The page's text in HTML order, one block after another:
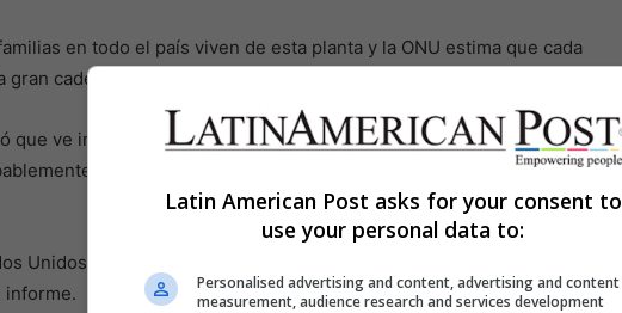
en todo el país viven de esta planta y la ONU estima que cada
cadena del narcotráfico, gana 1.180 dólares al año por su labor.
que ve improbable la reanudación de la fumigación aérea, el
exija a Colombia que ataque estos cultivos de forma
Unidos, principal destino de la droga colombiana, permanece
informe.
Latin American Post asks for your consent to
use your personal data to:
Personalised advertising and content, advertising and content
measurement, audience research and services development